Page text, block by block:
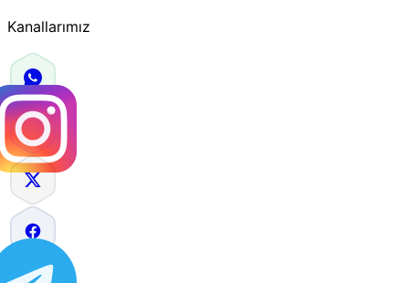
Kanallarımız